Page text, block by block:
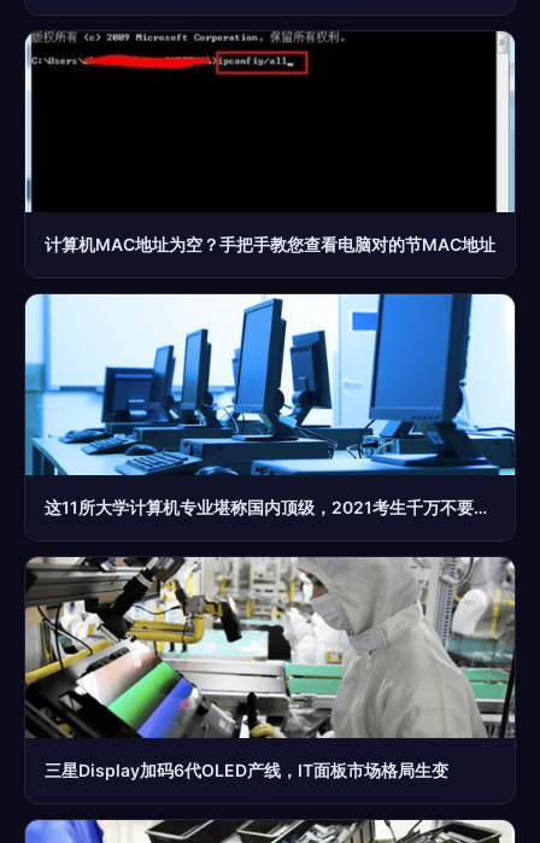
计算机MAC地址为空？手把手教您查看电脑对的节MAC地址
这11所大学计算机专业堪称国内顶级，2021考生千万不要错过
三星Display加码6代OLED产线，IT面板市场格局生变